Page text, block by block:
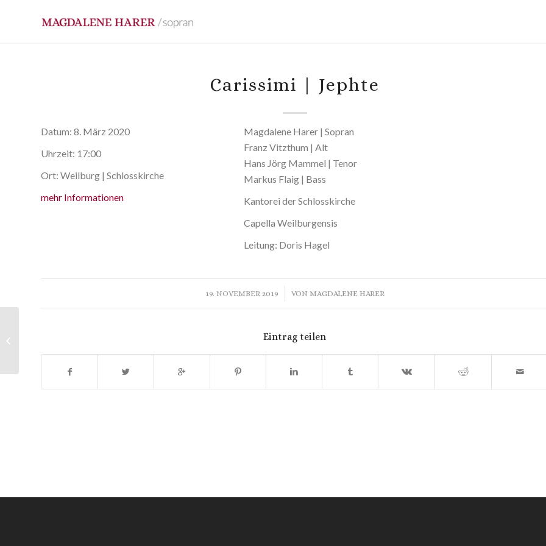
Carissimi | Jephte
Datum: 8. März 2020
Uhrzeit: 17:00
Ort: Weilburg | Schlosskirche
mehr Informationen
Magdalene Harer | Sopran
Franz Vitzthum | Alt
Hans Jörg Mammel | Tenor
Markus Flaig | Bass
Kantorei der Schlosskirche
Capella Weilburgensis
Leitung: Doris Hagel
19. NOVEMBER 2019
/ VON MAGDALENE HARER
Eintrag teilen